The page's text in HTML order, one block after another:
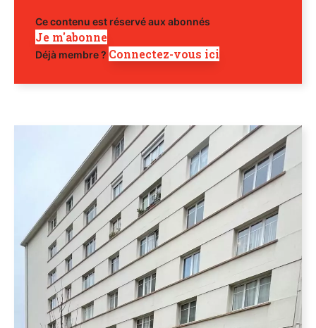
Ce contenu est réservé aux abonnés
Je m'abonne
Déjà membre ? Connectez-vous ici